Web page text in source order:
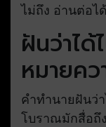
ไม่ถึง อ่านต่อไ
ฝันว่าได้
หมายคว
คำทำนายฝันว่
โบราณมักสื่อถึง